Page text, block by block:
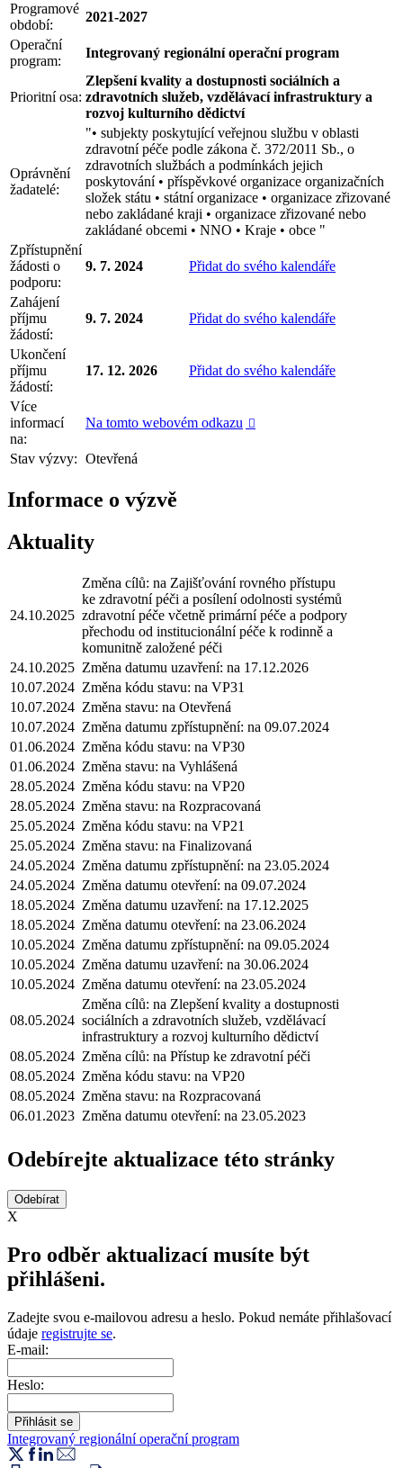
Programové
období:
2021-2027
Operační
program:
Integrovaný regionální operační program
Prioritní osa:
Zlepšení kvality a dostupnosti sociálních a
zdravotních služeb, vzdělávací infrastruktury a
rozvoj kulturního dědictví
Oprávnění
žadatelé:
"• subjekty poskytující veřejnou službu v oblasti
zdravotní péče podle zákona č. 372/2011 Sb., o
zdravotních službách a podmínkách jejich
poskytování • příspěvkové organizace organizačních
složek státu • státní organizace • organizace zřizované
nebo zakládané kraji • organizace zřizované nebo
zakládané obcemi • NNO • Kraje • obce "
Zpřístupnění
žádosti o
podporu:
9. 7. 2024 Přidat do svého kalendáře
Zahájení
příjmu
žádostí:
9. 7. 2024 Přidat do svého kalendáře
Ukončení
příjmu
žádostí:
17. 12. 2026 Přidat do svého kalendáře
Více
informací
na:
Na tomto webovém odkazu 
Stav výzvy: Otevřená
Informace o výzvě
Aktuality
24.10.2025
Změna cílů: na Zajišťování rovného přístupu
ke zdravotní péči a posílení odolnosti systémů
zdravotní péče včetně primární péče a podpory
přechodu od institucionální péče k rodinně a
komunitně založené péči
24.10.2025 Změna datumu uzavření: na 17.12.2026
10.07.2024 Změna kódu stavu: na VP31
10.07.2024 Změna stavu: na Otevřená
10.07.2024 Změna datumu zpřístupnění: na 09.07.2024
01.06.2024 Změna kódu stavu: na VP30
01.06.2024 Změna stavu: na Vyhlášená
28.05.2024 Změna kódu stavu: na VP20
28.05.2024 Změna stavu: na Rozpracovaná
25.05.2024 Změna kódu stavu: na VP21
25.05.2024 Změna stavu: na Finalizovaná
24.05.2024 Změna datumu zpřístupnění: na 23.05.2024
24.05.2024 Změna datumu otevření: na 09.07.2024
18.05.2024 Změna datumu uzavření: na 17.12.2025
18.05.2024 Změna datumu otevření: na 23.06.2024
10.05.2024 Změna datumu zpřístupnění: na 09.05.2024
10.05.2024 Změna datumu uzavření: na 30.06.2024
10.05.2024 Změna datumu otevření: na 23.05.2024
08.05.2024
Změna cílů: na Zlepšení kvality a dostupnosti
sociálních a zdravotních služeb, vzdělávací
infrastruktury a rozvoj kulturního dědictví
08.05.2024 Změna cílů: na Přístup ke zdravotní péči
08.05.2024 Změna kódu stavu: na VP20
08.05.2024 Změna stavu: na Rozpracovaná
06.01.2023 Změna datumu otevření: na 23.05.2023
Odebírejte aktualizace této stránky
X
Pro odběr aktualizací musíte být
přihlášeni.
Zadejte svou e-mailovou adresu a heslo. Pokud nemáte přihlašovací
údaje registrujte se.
E-mail:
Heslo:
Integrovaný regionální operační program